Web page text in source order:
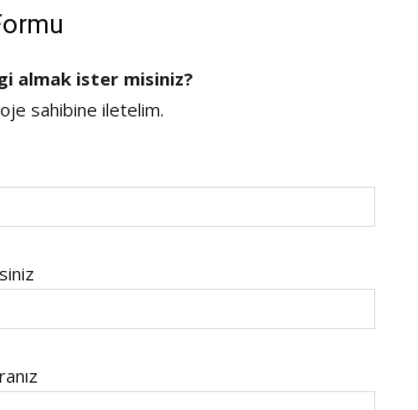
almak ister misiniz?
sahibine iletelim.